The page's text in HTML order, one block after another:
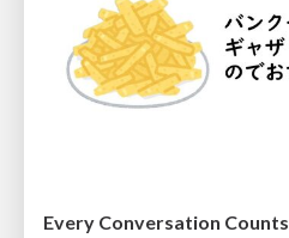
Every Conversation Counts